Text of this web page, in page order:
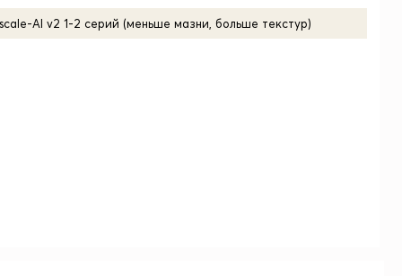
AI v2 1-2 серий (меньше мазни, больше текстур)